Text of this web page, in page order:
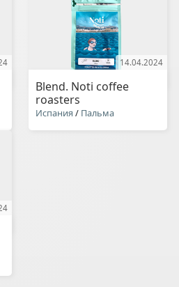
14.04.2024
Blend. Noti coffee
roasters
Испания / Пальма